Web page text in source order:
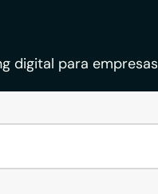
digital para empresas